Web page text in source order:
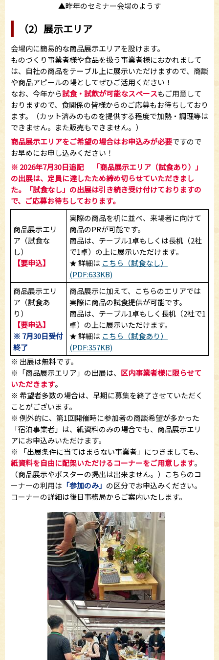
▲昨年のセミナー会場のようす
（2）展示エリア
会場内に簡易的な商品展示エリアを設けます。
ものづくり事業者様や食品を扱う事業者様におかれまして
は、自社の商品をテーブル上に展示いただけますので、商談
や商品アピールの場としてぜひご活用ください！
なお、今年から試食・試飲が可能なスペースもご用意して
おりますので、食関係の皆様からのご応募もお待ちしており
ます。（カット済みのものを提供する程度で加熱・調理等は
できません。また販売もできません。）
商品展示エリアをご希望の場合はお申込みが必要ですので
お早めにお申し込みください！
※ 2026年7月30日追記 「商品展示エリア（試食あり）」
の出展は、定員に達したため締め切らせていただきまし
た。「試食なし」の出展は引き続き受け付けておりますの
で、ご応募お待ちしております。
商品展示エリ
ア（試食な
し）
【要申込】
実際の商品を机に並べ、来場者に向けて
商品のPRが可能です。
商品は、テーブル1卓もしくは長机（2社
で1卓）の上に展示いただけます。
★ 詳細は こちら（試食なし）
(PDF:633KB)
商品展示エリ
ア（試食あ
り）
【要申込】
※ 7月30日受付
終了
商品展示に加えて、こちらのエリアでは
実際に商品の試食提供が可能です。
商品は、テーブル1卓もしく長机（2社で1
卓）の上に展示いただけます。
★ 詳細は こちら（試食あり）
(PDF:357KB)
※ 出展は無料です。
※「商品展示エリア」の出展は、 区内事業者様に限らせて
いただきます。
※ 希望者多数の場合は、早期に募集を終了させていただく
ことがございます。
※ 例外的に、第1回開催時に参加者の商談希望が多かった
「宿泊事業者」は、紙資料のみの場合でも、商品展示エリ
アにお申込みいただけます。
※ 「出展条件に当てはまらない事業者」につきましても、
紙資料を自由に配架いただけるコーナーをご用意します。
（商品展示やポスターの掲出は出来ません。）こちらのコ
ーナーの利用は 「参加のみ」 の区分でお申込みください。
コーナーの詳細は後日事務局からご案内いたします。